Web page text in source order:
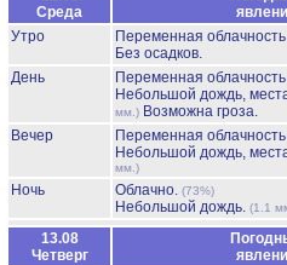
Среда
Утро
Переменная
Без осадков.
День
Переменная
Небольшой дождь,
мм.) Возможна гроза.
Вечер
Переменная
Небольшой дождь,
мм.)
Ночь Облачно. (73%)
Небольшой дождь. (1.1
13.08
Четверг